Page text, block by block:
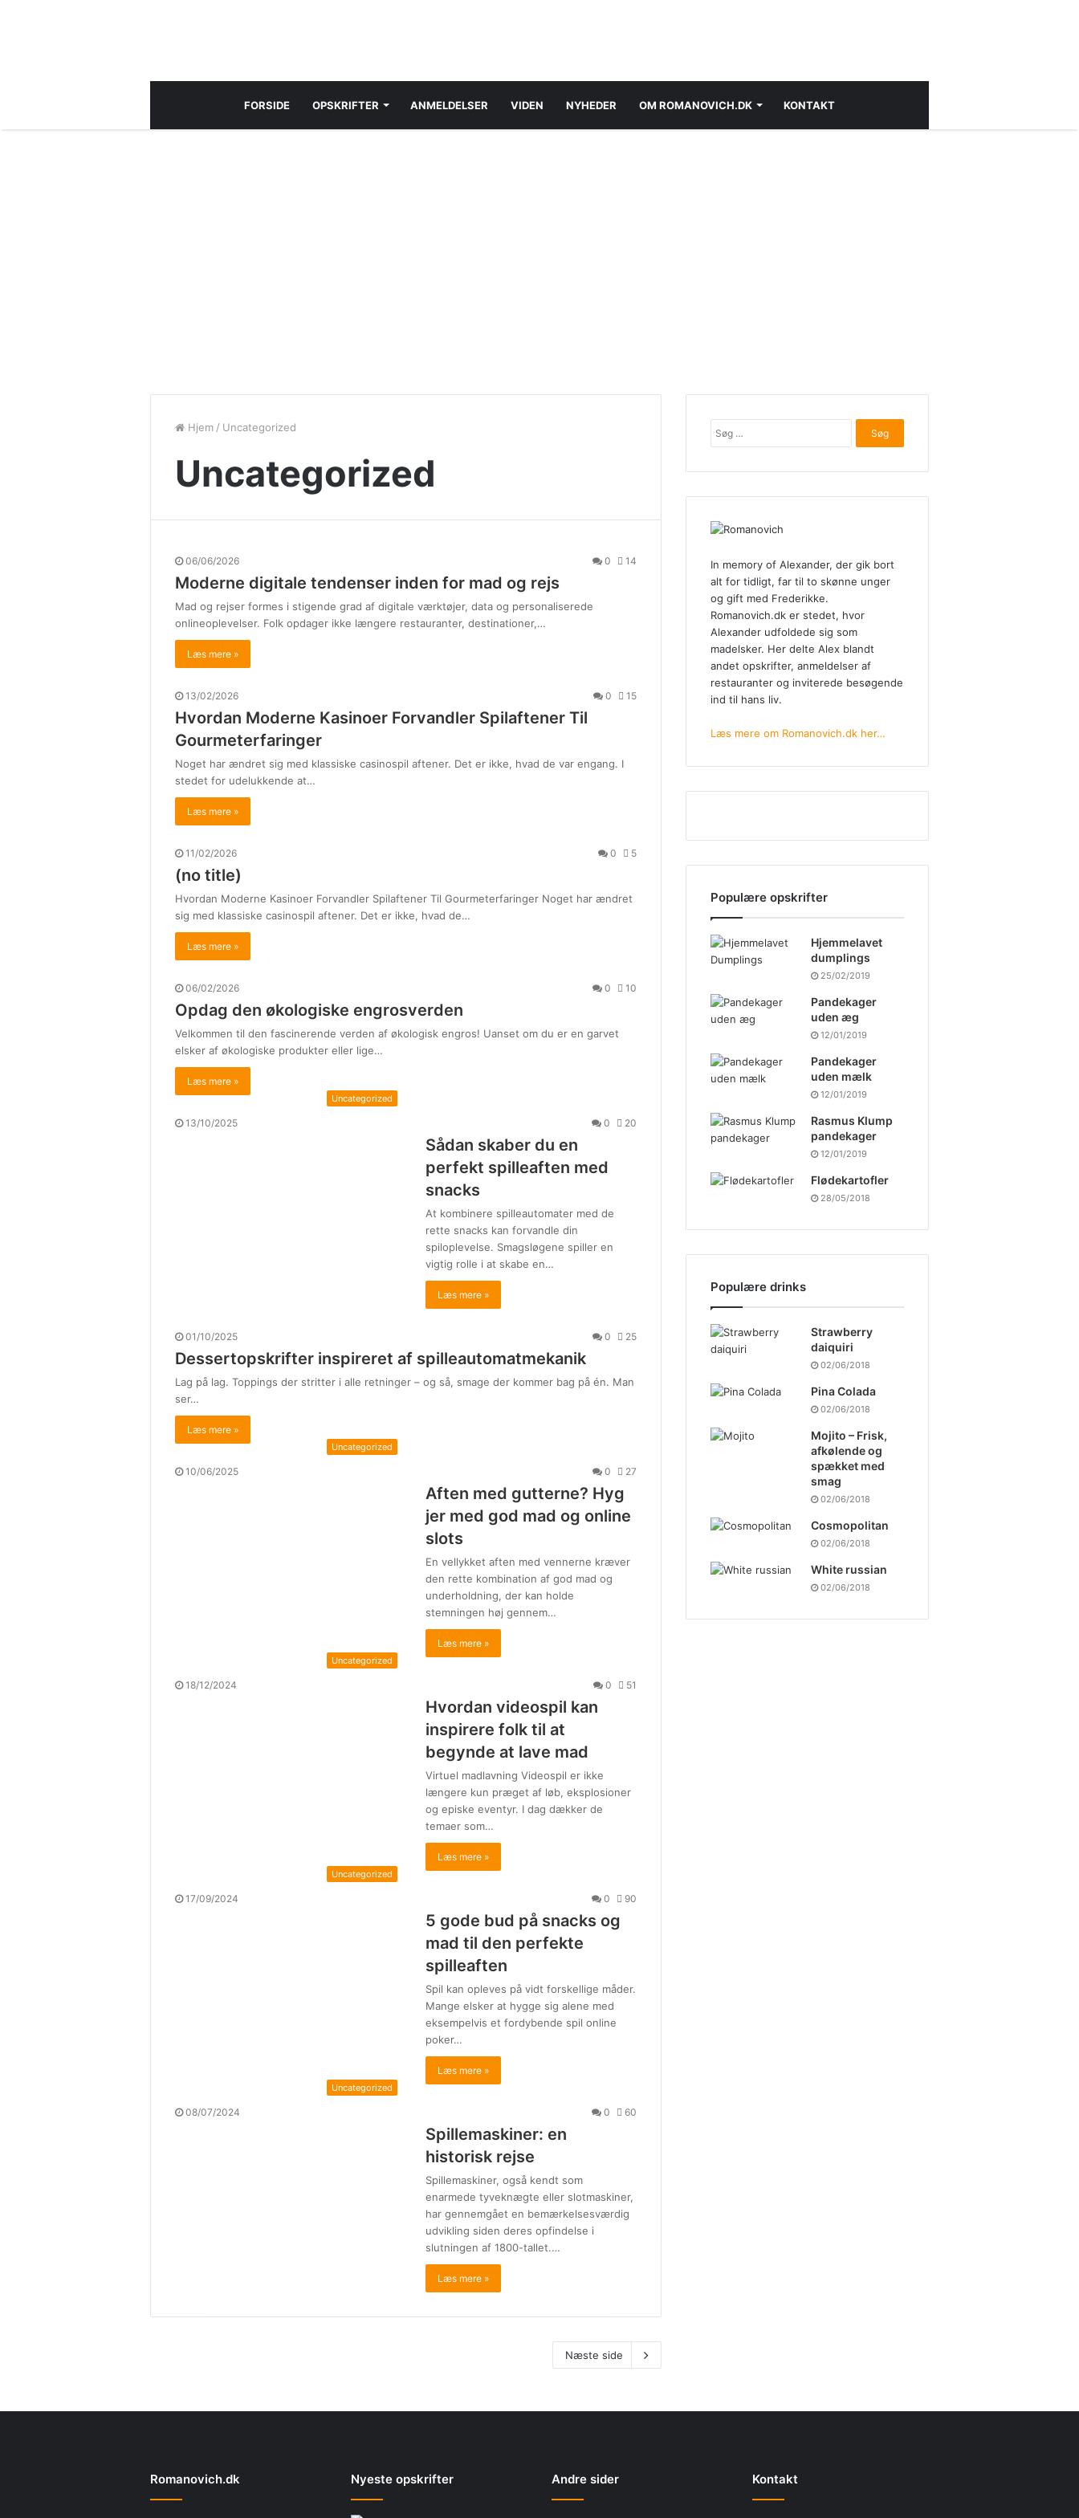
FORSIDE OPSKRIFTER ANMELDELSER VIDEN NYHEDER OM ROMANOVICH.DK KONTAKT
Hjem / Uncategorized
Uncategorized
06/06/2026 0 14
Moderne digitale tendenser inden for mad og rejs
Mad og rejser formes i stigende grad af digitale værktøjer, data og personaliserede
onlineoplevelser. Folk opdager ikke længere restauranter, destinationer,…
Læs mere »
13/02/2026 0 15
Hvordan Moderne Kasinoer Forvandler Spilaftener Til
Gourmeterfaringer
Noget har ændret sig med klassiske casinospil aftener. Det er ikke, hvad de var engang. I
stedet for udelukkende at…
Læs mere »
11/02/2026 0 5
(no title)
Hvordan Moderne Kasinoer Forvandler Spilaftener Til Gourmeterfaringer Noget har ændret
sig med klassiske casinospil aftener. Det er ikke, hvad de…
Læs mere »
06/02/2026 0 10
Opdag den økologiske engrosverden
Velkommen til den fascinerende verden af økologisk engros! Uanset om du er en garvet
elsker af økologiske produkter eller lige…
Læs mere »
Uncategorized
13/10/2025 0 20
Sådan skaber du en
perfekt spilleaften med
snacks
At kombinere spilleautomater med de
rette snacks kan forvandle din
spiloplevelse. Smagsløgene spiller en
vigtig rolle i at skabe en…
Læs mere »
01/10/2025 0 25
Dessertopskrifter inspireret af spilleautomatmekanik
Lag på lag. Toppings der stritter i alle retninger – og så, smage der kommer bag på én. Man
ser…
Læs mere »
Uncategorized
10/06/2025 0 27
Aften med gutterne? Hyg
jer med god mad og online
slots
En vellykket aften med vennerne kræver
den rette kombination af god mad og
underholdning, der kan holde
stemningen høj gennem…
Læs mere »
Uncategorized
18/12/2024 0 51
Hvordan videospil kan
inspirere folk til at
begynde at lave mad
Virtuel madlavning Videospil er ikke
længere kun præget af løb, eksplosioner
og episke eventyr. I dag dækker de
temaer som…
Læs mere »
Uncategorized
17/09/2024 0 90
5 gode bud på snacks og
mad til den perfekte
spilleaften
Spil kan opleves på vidt forskellige måder.
Mange elsker at hygge sig alene med
eksempelvis et fordybende spil online
poker…
Læs mere »
Uncategorized
08/07/2024 0 60
Spillemaskiner: en
historisk rejse
Spillemaskiner, også kendt som
enarmede tyveknægte eller slotmaskiner,
har gennemgået en bemærkelsesværdig
udvikling siden deres opfindelse i
slutningen af 1800-tallet.…
Læs mere »
Næste side
efter:
In memory of Alexander, der gik bort
alt for tidligt, far til to skønne unger
og gift med Frederikke.
Romanovich.dk er stedet, hvor
Alexander udfoldede sig som
madelsker. Her delte Alex blandt
andet opskrifter, anmeldelser af
restauranter og inviterede besøgende
ind til hans liv.
Læs mere om Romanovich.dk her…
Populære opskrifter
Hjemmelavet
dumplings
25/02/2019
Pandekager
uden æg
12/01/2019
Pandekager
uden mælk
12/01/2019
Rasmus Klump
pandekager
12/01/2019
Flødekartofler
28/05/2018
Populære drinks
Strawberry
daiquiri
02/06/2018
Pina Colada
02/06/2018
Mojito – Frisk,
afkølende og
spækket med
smag
02/06/2018
Cosmopolitan
02/06/2018
White russian
02/06/2018
Romanovich.dk Nyeste opskrifter Andre sider Kontakt